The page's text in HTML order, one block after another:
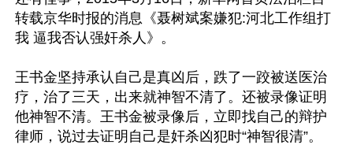
转载京华时报的消息《聂树斌案嫌犯:河北工作组打
我 逼我否认强奸杀人》。
王书金坚持承认自己是真凶后，跌了一跤被送医治
疗，治了三天，出来就神智不清了。还被录像证明
他神智不清。王书金被录像后，立即找自己的辩护
律师，说过去证明自己是奸杀凶犯时“神智很清”。